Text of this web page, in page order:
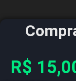
R$